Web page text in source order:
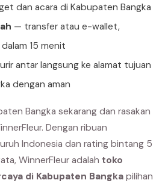
dan acara di Kabupaten Bangka
— transfer atau e-wallet,
15 menit
antar langsung ke alamat tujuan
dengan aman
Bangka sekarang dan rasakan
Dengan ribuan
Indonesia dan rating bintang 5
WinnerFleur adalah toko
di Kabupaten Bangka pilihan